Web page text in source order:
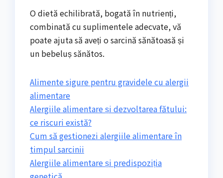
O dietă echilibrată, bogată în nutrienți,
combinată cu suplimentele adecvate, vă
poate ajuta să aveți o sarcină sănătoasă și
un bebeluș sănătos.
Alimente sigure pentru gravidele cu alergii
alimentare
Alergiile alimentare și dezvoltarea fătului:
ce riscuri există?
Cum să gestionezi alergiile alimentare în
timpul sarcinii
Alergiile alimentare și predispoziția